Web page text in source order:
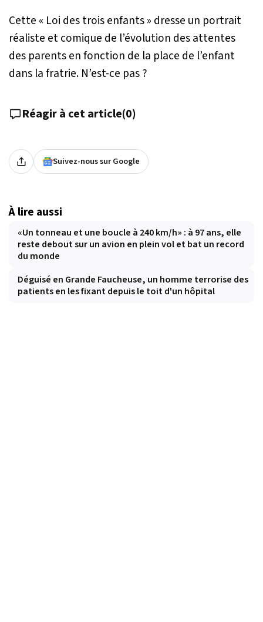
Cette « Loi des trois enfants » dresse un portrait
réaliste et comique de l’évolution des attentes
des parents en fonction de la place de l’enfant
dans la fratrie. N’est-ce pas ?
Réagir à cet article(0)
Suivez-nous sur Google
À lire aussi
«Un tonneau et une boucle à 240 km/h» : à 97 ans, elle
reste debout sur un avion en plein vol et bat un record
du monde
Déguisé en Grande Faucheuse, un homme terrorise des
patients en les fixant depuis le toit d'un hôpital